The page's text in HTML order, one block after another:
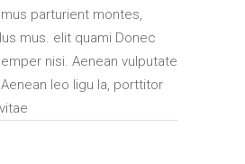
parturient montes,
mus. elit quami Donec
nisi. Aenean vulputate
leo ligu la, porttitor